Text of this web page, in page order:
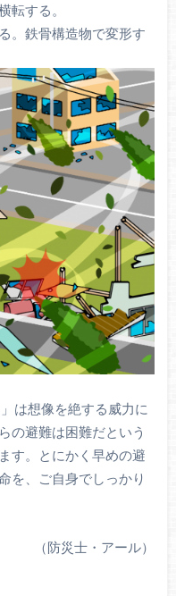
転する。
。鉄骨構造物で変形す
は想像を絶する威力に
の避難は困難だという
す。とにかく早めの避
を、ご自身でしっかり
（防災士・アール）